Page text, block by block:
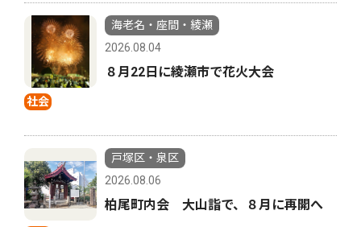
社会
海老名・座間・綾瀬
2026.08.04
８月22日に綾瀬市で花火大会
戸塚区・泉区
2026.08.06
柏尾町内会 大山詣で、８月に再開へ